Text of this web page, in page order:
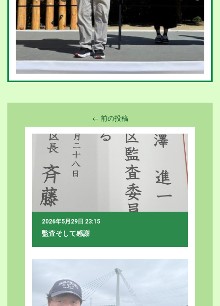
監査そして感謝
2026年5月29日 23:15